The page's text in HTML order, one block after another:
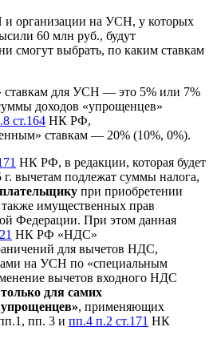
и организации на УСН, у которых
60 млн руб., будут
смогут выбрать, по каким ставкам
ставкам для УСН — это 5% или 7%
доходов «упрощенцев»
ст.164 НК РФ,
ставкам — 20% (10%, 0%).
НК РФ, в редакции, которая будет
г. вычетам подлежат суммы налога,
при приобретении
также имущественных прав
Федерации. При этом данная
НК РФ «НДС»
для вычетов НДС,
на УСН по «специальным
вычетов входного НДС
только для самих
, применяющих
пп. 3 и пп.4 п.2 ст.171 НК